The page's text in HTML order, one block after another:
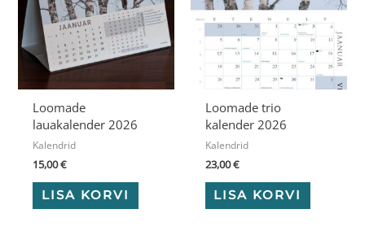
Loomade
lauakalender 2026
Kalendrid
15,00€
LISA KORVI
Loomade trio
kalender 2026
Kalendrid
23,00€
LISA KORVI